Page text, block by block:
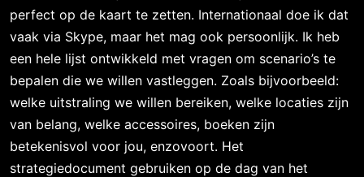
perfect op de kaart te zetten. Internationaal doe ik dat
vaak via Skype, maar het mag ook persoonlijk. Ik heb
een hele lijst ontwikkeld met vragen om scenario’s te
bepalen die we willen vastleggen. Zoals bijvoorbeeld:
welke uitstraling we willen bereiken, welke locaties zijn
van belang, welke accessoires, boeken zijn
betekenisvol voor jou, enzovoort. Het
strategiedocument gebruiken op de dag van het